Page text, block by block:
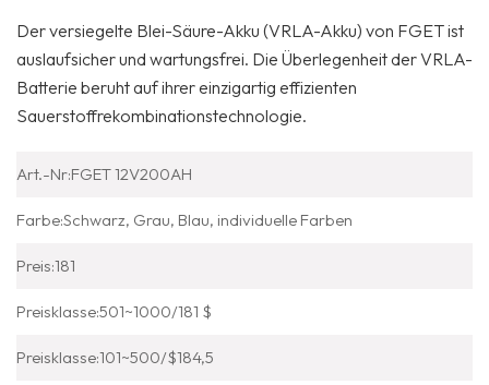
Der versiegelte Blei-Säure-Akku (VRLA-Akku) von FGET ist
auslaufsicher und wartungsfrei. Die Überlegenheit der VRLA-
Batterie beruht auf ihrer einzigartig effizienten
Sauerstoffrekombinationstechnologie.
Art.-Nr:FGET 12V200AH
Farbe:Schwarz, Grau, Blau, individuelle Farben
Preis:181
Preisklasse:501~1000/181 $
Preisklasse:101~500/$184,5